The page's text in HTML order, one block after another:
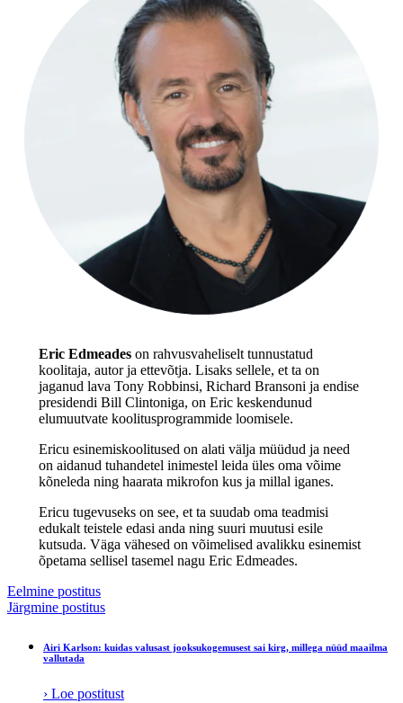
Eric Edmeadeson rahvusvaheliselt tunnustatud
koolitaja, autor ja ettevõtja. Lisaks sellele, et ta on
jaganud lava Tony Robbinsi, Richard Bransoni ja endise
presidendi Bill Clintoniga, on Eric keskendunud
elumuutvate koolitusprogrammide loomisele.
Ericu esinemiskoolitused on alati välja müüdud ja need
on aidanud tuhandetel inimestel leida üles oma võime
kõneleda ning haarata mikrofon kus ja millal iganes.
Ericu tugevuseks on see, et ta suudab oma teadmisi
edukalt teistele edasi anda ning suuri muutusi esile
kutsuda. Väga vähesed on võimelised avalikku esinemist
õpetama sellisel tasemel nagu Eric Edmeades.
Eelmine postitus
Järgmine postitus
Airi Karlson: kuidas valusast jooksukogemusest sai kirg, millega nüüd maailma
vallutada
› Loe postitust